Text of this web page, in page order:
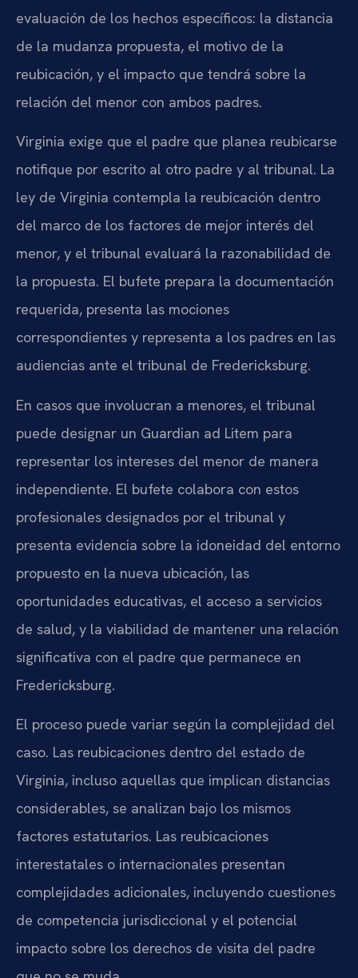
evaluación de los hechos específicos: la distancia
de la mudanza propuesta, el motivo de la
reubicación, y el impacto que tendrá sobre la
relación del menor con ambos padres.
Virginia exige que el padre que planea reubicarse
notifique por escrito al otro padre y al tribunal. La
ley de Virginia contempla la reubicación dentro
del marco de los factores de mejor interés del
menor, y el tribunal evaluará la razonabilidad de
la propuesta. El bufete prepara la documentación
requerida, presenta las mociones
correspondientes y representa a los padres en las
audiencias ante el tribunal de Fredericksburg.
En casos que involucran a menores, el tribunal
puede designar un Guardian ad Litem para
representar los intereses del menor de manera
independiente. El bufete colabora con estos
profesionales designados por el tribunal y
presenta evidencia sobre la idoneidad del entorno
propuesto en la nueva ubicación, las
oportunidades educativas, el acceso a servicios
de salud, y la viabilidad de mantener una relación
significativa con el padre que permanece en
Fredericksburg.
El proceso puede variar según la complejidad del
caso. Las reubicaciones dentro del estado de
Virginia, incluso aquellas que implican distancias
considerables, se analizan bajo los mismos
factores estatutarios. Las reubicaciones
interestatales o internacionales presentan
complejidades adicionales, incluyendo cuestiones
de competencia jurisdiccional y el potencial
impacto sobre los derechos de visita del padre